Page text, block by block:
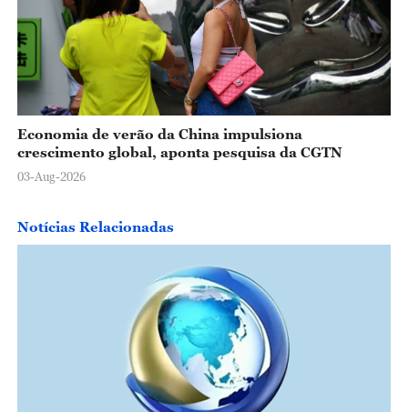
Economia de verão da China impulsiona
crescimento global, aponta pesquisa da CGTN
03-Aug-2026
Notícias Relacionadas